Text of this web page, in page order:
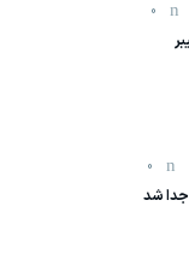
0
0
جدا شد